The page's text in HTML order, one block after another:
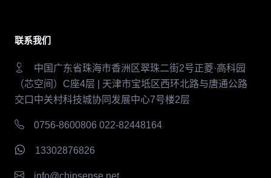
联系我们
中国广东省珠海市香洲区翠珠二街2号正菱·高科园
（芯空间）C座4层 | 天津市宝坻区西环北路与唐通公路
交口中关村科技城协同发展中心7号楼2层
0756-8600806 022-82448164
13302876826